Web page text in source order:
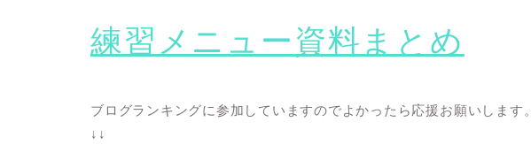
練習メニュー資料まとめ
ブログランキングに参加していますのでよかったら応援お願いします。
↓↓